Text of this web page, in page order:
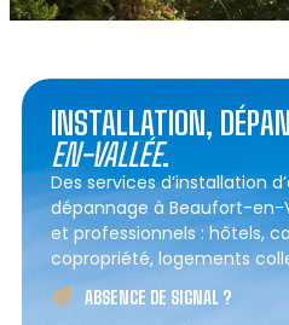
INSTALLATION,
EN-VALLÉE.
Des services d’installation
dépannage à Beaufort-en-
et professionnels : hôtels,
copropriété, logements
ABSENCE DE SIGNAL ?